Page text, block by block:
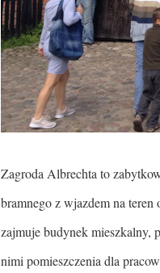
Zagroda Albrechta to
bramnego z wjazdem na
zajmuje budynek mieszkalny,
nimi pomieszczenia dla